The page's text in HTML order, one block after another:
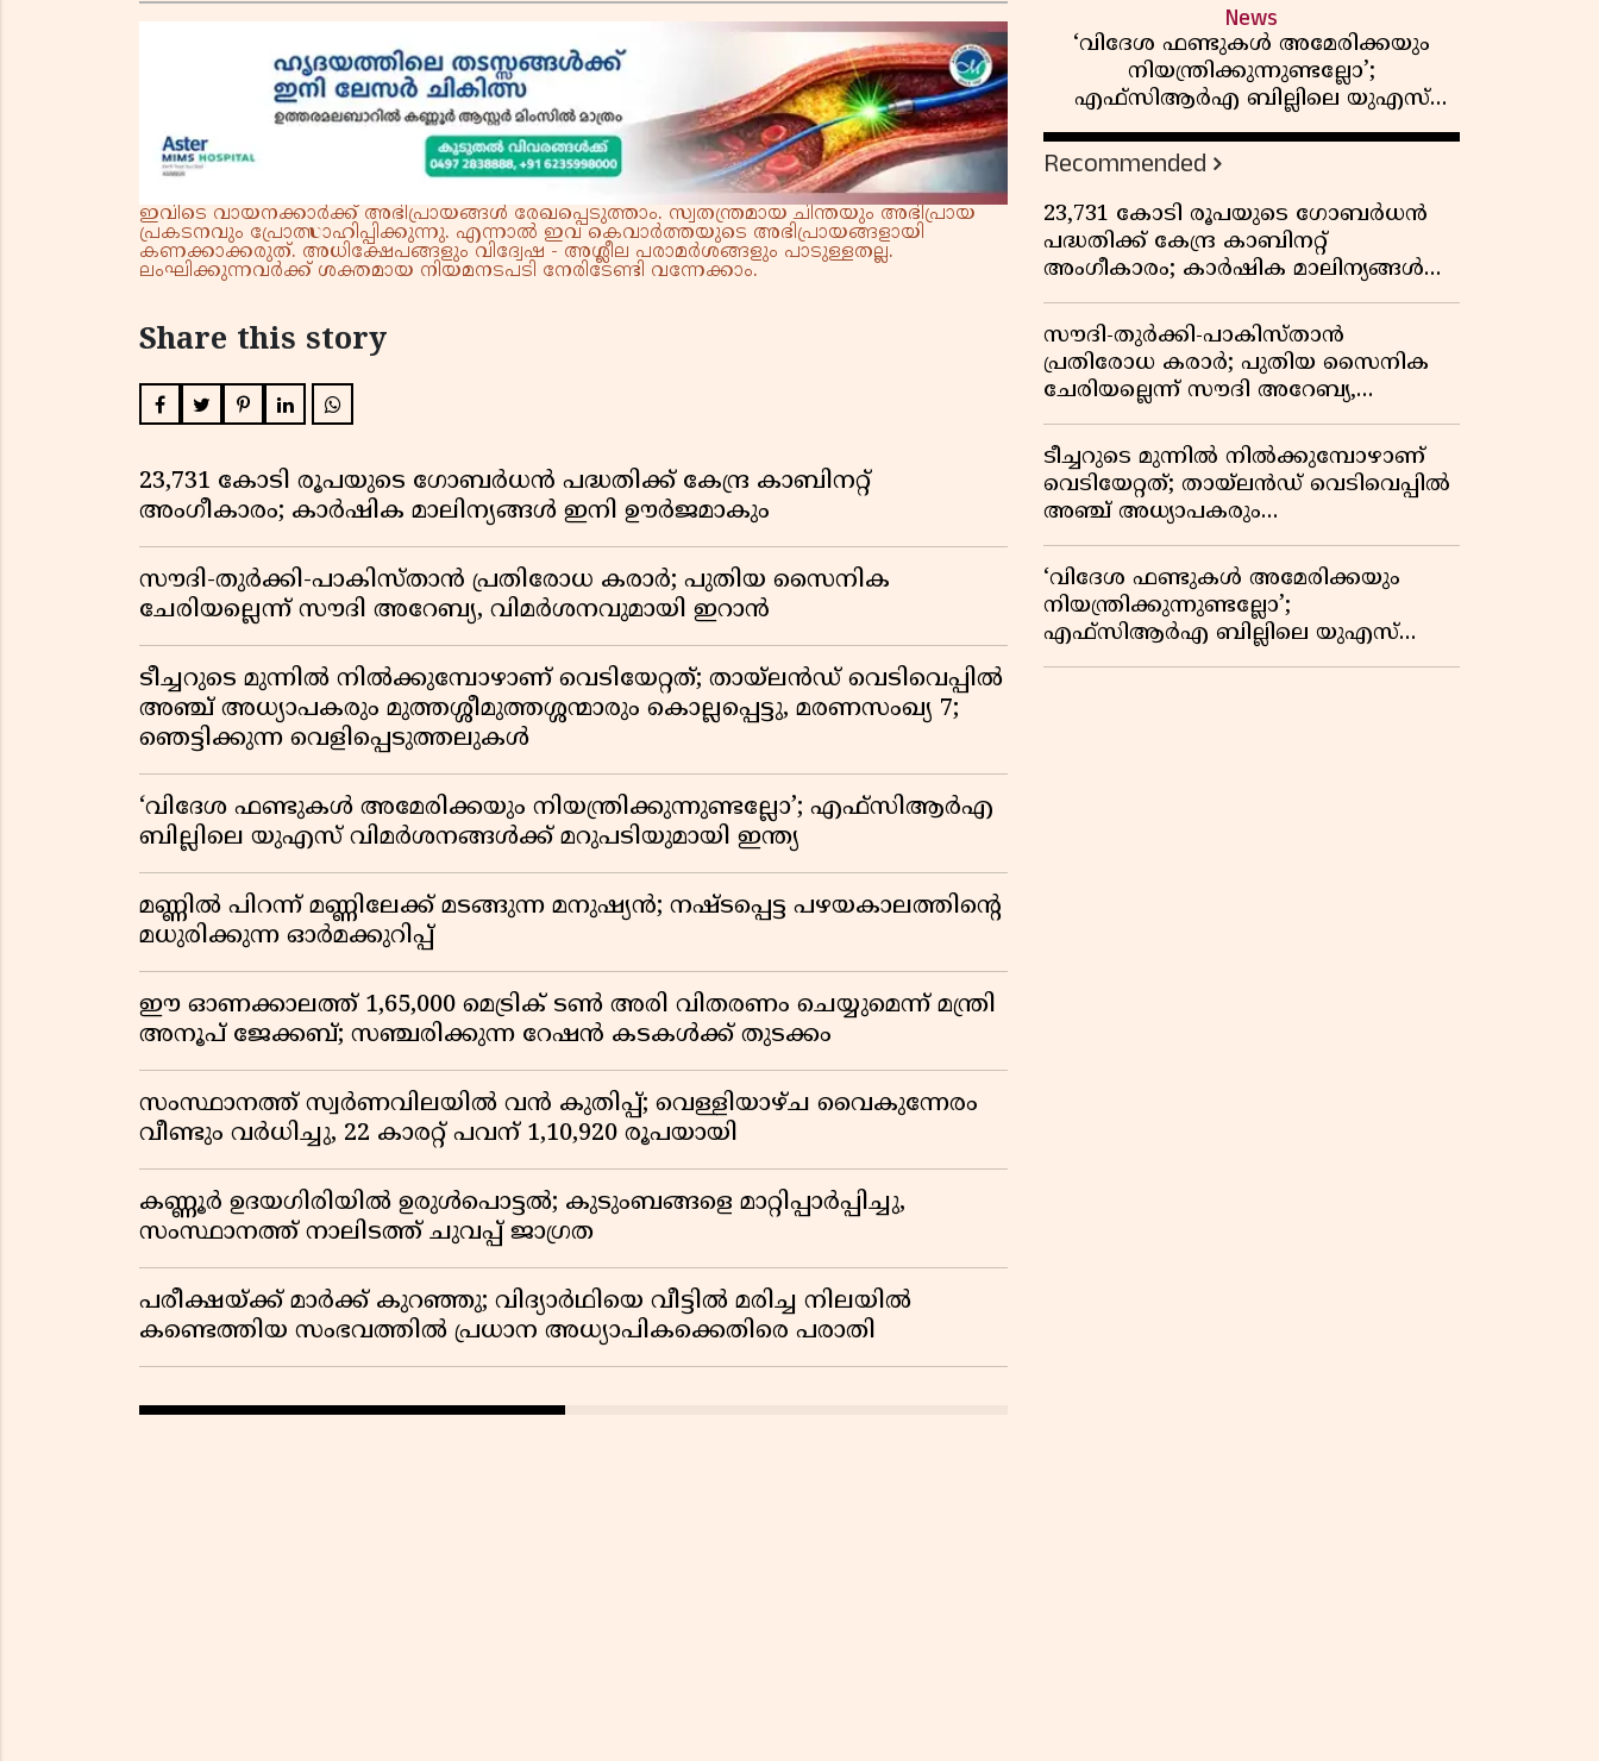
ഇവിടെ വായനക്കാർക്ക് അഭിപ്രായങ്ങൾ രേഖപ്പെടുത്താം. സ്വതന്ത്രമായ ചിന്തയും അഭിപ്രായ
പ്രകടനവും പ്രോത്സാഹിപ്പിക്കുന്നു. എന്നാൽ ഇവ കെവാർത്തയുടെ അഭിപ്രായങ്ങളായി
കണക്കാക്കരുത്. അധിക്ഷേപങ്ങളും വിദ്വേഷ - അശ്ലീല പരാമർശങ്ങളും പാടുള്ളതല്ല.
ലംഘിക്കുന്നവർക്ക് ശക്തമായ നിയമനടപടി നേരിടേണ്ടി വന്നേക്കാം.
Share this story
23,731 കോടി രൂപയുടെ ഗോബർധൻ പദ്ധതിക്ക് കേന്ദ്ര കാബിനറ്റ്
അംഗീകാരം; കാർഷിക മാലിന്യങ്ങൾ ഇനി ഊർജമാകും
സൗദി-തുർക്കി-പാകിസ്താൻ പ്രതിരോധ കരാർ; പുതിയ സൈനിക
ചേരിയല്ലെന്ന് സൗദി അറേബ്യ, വിമർശനവുമായി ഇറാൻ
ടീച്ചറുടെ മുന്നിൽ നിൽക്കുമ്പോഴാണ് വെടിയേറ്റത്; തായ്‌ലൻഡ് വെടിവെപ്പിൽ
അഞ്ച് അധ്യാപകരും മുത്തശ്ശീമുത്തശ്ശന്മാരും കൊല്ലപ്പെട്ടു, മരണസംഖ്യ 7;
ഞെട്ടിക്കുന്ന വെളിപ്പെടുത്തലുകൾ
‘വിദേശ ഫണ്ടുകൾ അമേരിക്കയും നിയന്ത്രിക്കുന്നുണ്ടല്ലോ’; എഫ്സിആർഎ
ബില്ലിലെ യുഎസ് വിമർശനങ്ങൾക്ക് മറുപടിയുമായി ഇന്ത്യ
മണ്ണിൽ പിറന്ന് മണ്ണിലേക്ക് മടങ്ങുന്ന മനുഷ്യൻ; നഷ്ടപ്പെട്ട പഴയകാലത്തിൻ്റെ
മധുരിക്കുന്ന ഓർമക്കുറിപ്പ്
ഈ ഓണക്കാലത്ത് 1,65,000 മെട്രിക് ടൺ അരി വിതരണം ചെയ്യുമെന്ന് മന്ത്രി
അനൂപ് ജേക്കബ്; സഞ്ചരിക്കുന്ന റേഷൻ കടകൾക്ക് തുടക്കം
സംസ്ഥാനത്ത് സ്വർണവിലയിൽ വൻ കുതിപ്പ്; വെള്ളിയാഴ്ച വൈകുന്നേരം
വീണ്ടും വർധിച്ചു, 22 കാരറ്റ് പവന് 1,10,920 രൂപയായി
കണ്ണൂർ ഉദയഗിരിയിൽ ഉരുൾപൊട്ടൽ; കുടുംബങ്ങളെ മാറ്റിപ്പാർപ്പിച്ചു,
സംസ്ഥാനത്ത് നാലിടത്ത് ചുവപ്പ് ജാഗ്രത
പരീക്ഷയ്ക്ക് മാർക്ക് കുറഞ്ഞു; വിദ്യാർഥിയെ വീട്ടിൽ മരിച്ച നിലയിൽ
കണ്ടെത്തിയ സംഭവത്തിൽ പ്രധാന അധ്യാപികക്കെതിരെ പരാതി
News
‘വിദേശ ഫണ്ടുകൾ അമേരിക്കയും
നിയന്ത്രിക്കുന്നുണ്ടല്ലോ’;
എഫ്സിആർഎ ബില്ലിലെ യുഎസ്
വിമർശനങ്ങൾക്ക് മറുപടിയുമായി ഇന്ത്യ
Recommended
23,731 കോടി രൂപയുടെ ഗോബർധൻ
പദ്ധതിക്ക് കേന്ദ്ര കാബിനറ്റ്
അംഗീകാരം; കാർഷിക മാലിന്യങ്ങൾ
ഇനി ഊർജമാകും
സൗദി-തുർക്കി-പാകിസ്താൻ
പ്രതിരോധ കരാർ; പുതിയ സൈനിക
ചേരിയല്ലെന്ന് സൗദി അറേബ്യ,
വിമർശനവുമായി ഇറാൻ
ടീച്ചറുടെ മുന്നിൽ നിൽക്കുമ്പോഴാണ്
വെടിയേറ്റത്; തായ്‌ലൻഡ് വെടിവെപ്പിൽ
അഞ്ച് അധ്യാപകരും
മുത്തശ്ശീമുത്തശ്ശന്മാരും കൊല്ലപ്പെട്ടു,
മരണസംഖ്യ 7; ഞെട്ടിക്കുന്ന
വെളിപ്പെടുത്തലുകൾ
‘വിദേശ ഫണ്ടുകൾ അമേരിക്കയും
നിയന്ത്രിക്കുന്നുണ്ടല്ലോ’;
എഫ്സിആർഎ ബില്ലിലെ യുഎസ്
വിമർശനങ്ങൾക്ക് മറുപടിയുമായി ഇന്ത്യ